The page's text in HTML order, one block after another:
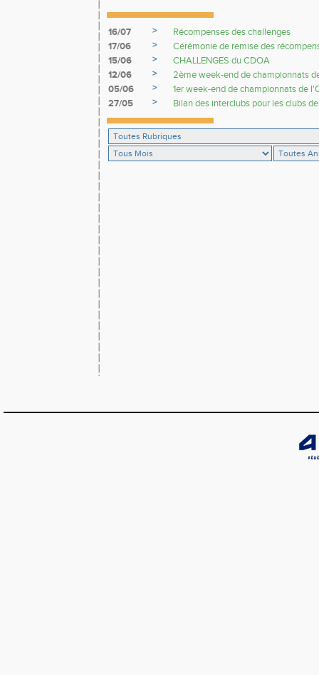
16/07 >
Récompenses des challenges
17/06
>
Cérémonie de remise des
15/06
>
CHALLENGES du CDOA
12/06
>
2ème week-end de championnats
05/06
>
1er week-end de championnats de
27/05
> Bilan des interclubs pour les clubs